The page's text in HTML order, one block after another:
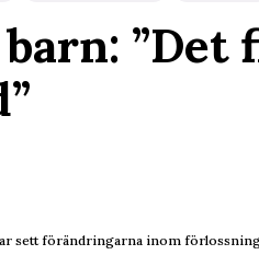
”Det
sett förändringarna inom